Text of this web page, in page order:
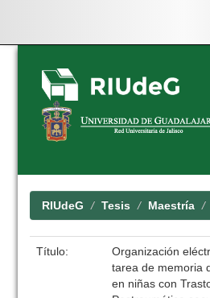
Skip
navigation
RIUdeG Tesis Maestría
Título:
Organización
tarea de memoria
en niñas con